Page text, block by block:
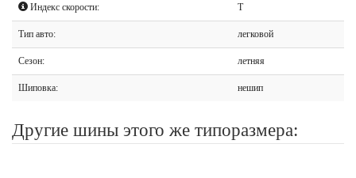
Индекс скорости: T
Тип авто: легковой
Сезон: летняя
Шиповка: нешип
Другие шины этого же типоразмера: